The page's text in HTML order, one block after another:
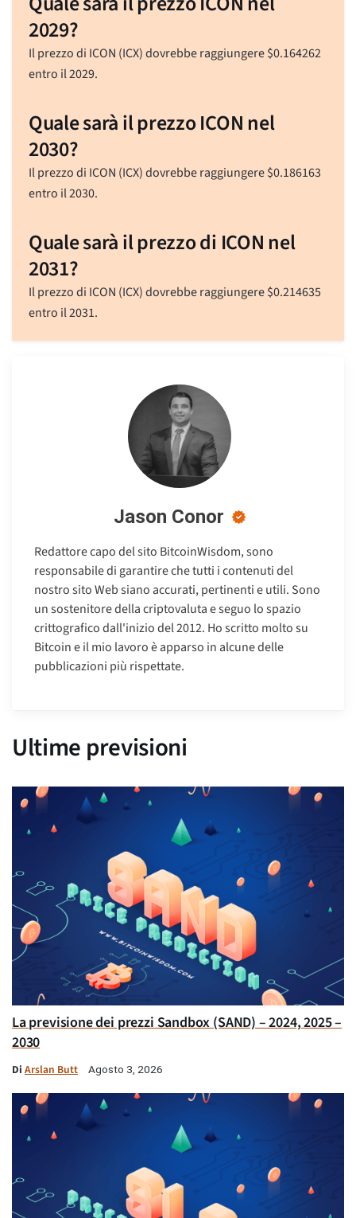
2029?
Il prezzo di ICON (ICX) dovrebbe raggiungere$0.164262
entro il 2029.
Quale sarà il prezzo ICON nel
2030?
Il prezzo di ICON (ICX) dovrebbe raggiungere$0.186163
entro il 2030.
Quale sarà il prezzo di ICON nel
2031?
Il prezzo di ICON (ICX) dovrebbe raggiungere$0.214635
entro il 2031.
Jason Conor
Redattore capo del sito BitcoinWisdom, sono
responsabile di garantire che tutti i contenuti del
nostro sito Web siano accurati, pertinenti e utili. Sono
un sostenitore della criptovaluta e seguo lo spazio
crittografico dall'inizio del 2012. Ho scritto molto su
Bitcoin e il mio lavoro è apparso in alcune delle
pubblicazioni più rispettate.
Ultime previsioni
La previsione dei prezzi Sandbox (SAND) – 2024, 2025 –
2030
Di Arslan Butt Agosto 3, 2026